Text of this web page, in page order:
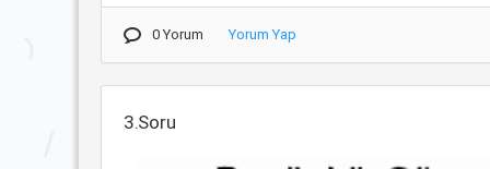
0 Yorum Yorum Yap
3.Soru